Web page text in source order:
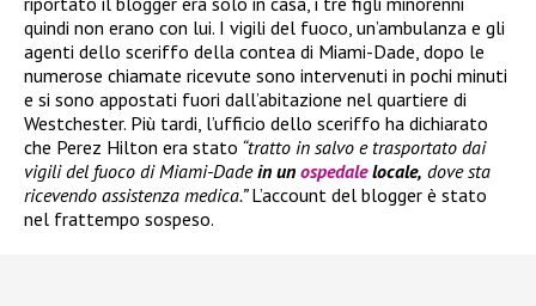
quindi non erano con lui. I vigili del fuoco, un’ambulanza e gli
agenti dello sceriffo della contea di Miami-Dade, dopo le
numerose chiamate ricevute sono intervenuti in pochi minuti
e si sono appostati fuori dall’abitazione nel quartiere di
Westchester. Più tardi, l’ufficio dello sceriffo ha dichiarato
che Perez Hilton era stato “tratto in salvo e trasportato dai
vigili del fuoco di Miami-Dadein un ospedalelocale, dove sta
ricevendo assistenza medica.”L’account del blogger è stato
nel frattempo sospeso.